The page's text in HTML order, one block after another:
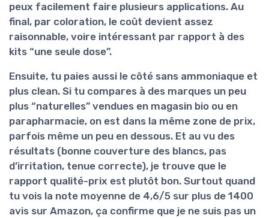
peux facilement faire plusieurs applications. Au
final, par coloration, le coût devient assez
raisonnable, voire intéressant par rapport à des
kits “une seule dose”.
Ensuite, tu paies aussi le côté sans ammoniaque et
plus clean. Si tu compares à des marques un peu
plus “naturelles” vendues en magasin bio ou en
parapharmacie, on est dans la même zone de prix,
parfois même un peu en dessous. Et au vu des
résultats (bonne couverture des blancs, pas
d’irritation, tenue correcte), je trouve que le
rapport qualité-prix est plutôt bon. Surtout quand
tu vois la note moyenne de 4,6/5 sur plus de 1400
avis sur Amazon, ça confirme que je ne suis pas un